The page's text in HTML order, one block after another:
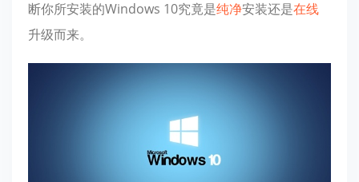
断你所安装的Windows 10究竟是纯净安装还是在线
升级而来。